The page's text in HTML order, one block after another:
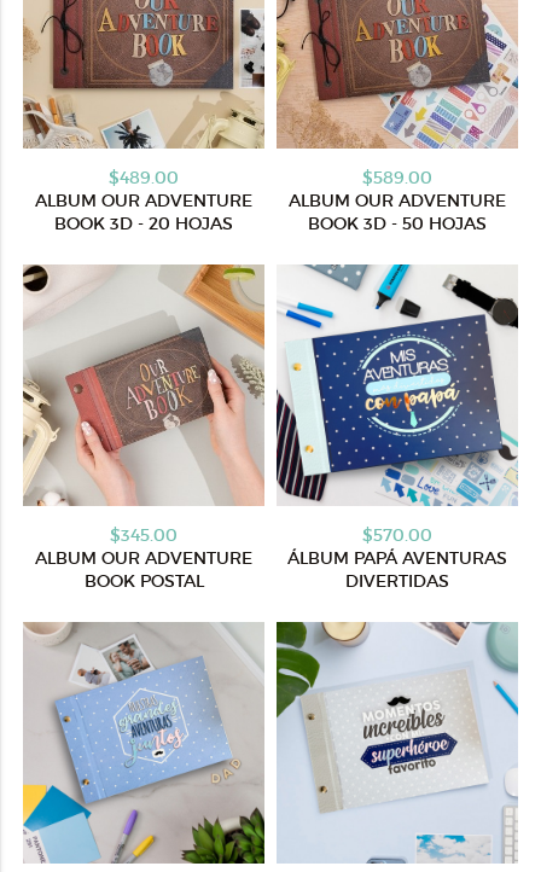
$489.00
ALBUM OUR ADVENTURE
BOOK 3D - 20 HOJAS
$589.00
ALBUM OUR ADVENTURE
BOOK 3D - 50 HOJAS
$345.00
ALBUM OUR ADVENTURE
BOOK POSTAL
$570.00
ÁLBUM PAPÁ AVENTURAS
DIVERTIDAS